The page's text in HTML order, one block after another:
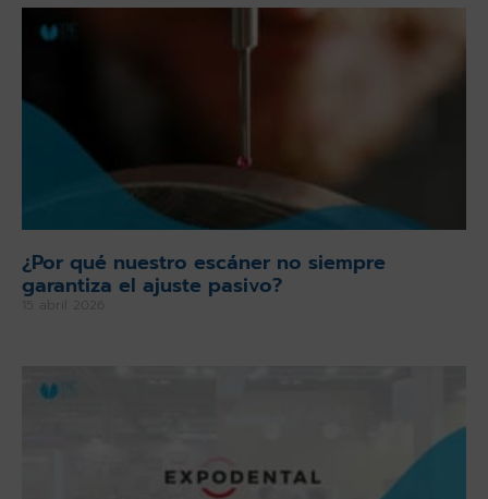
¿Por qué nuestro escáner no siempre
garantiza el ajuste pasivo?
15 abril 2026